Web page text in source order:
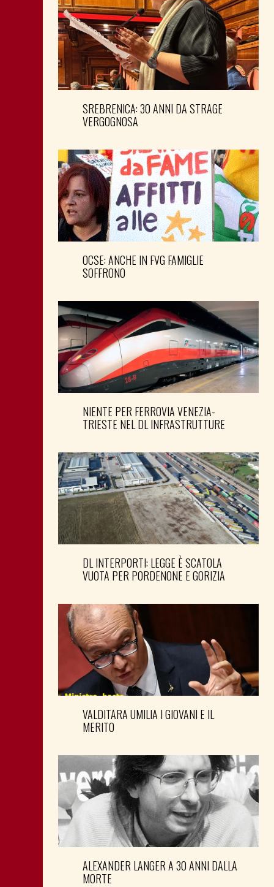
SREBRENICA: 30 ANNI DA STRAGE
VERGOGNOSA
OCSE: ANCHE IN FVG FAMIGLIE
SOFFRONO
NIENTE PER FERROVIA VENEZIA-
TRIESTE NEL DL INFRASTRUTTURE
DL INTERPORTI: LEGGE È SCATOLA
VUOTA PER PORDENONE E GORIZIA
VALDITARA UMILIA I GIOVANI E IL
MERITO
ALEXANDER LANGER A 30 ANNI DALLA
MORTE